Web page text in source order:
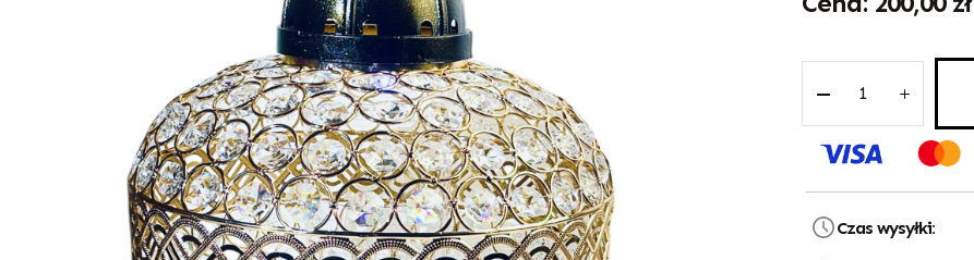
Czas wysyłki: